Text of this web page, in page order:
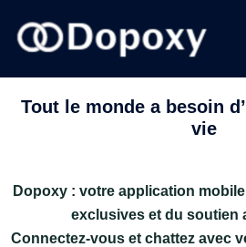
Tout le monde a besoin
vie
Dopoxy : votre application
exclusives et du soutien
Connectez-vous et chattez avec